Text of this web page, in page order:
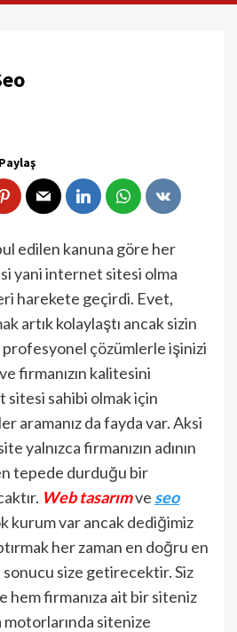
edilen kanuna göre her
yani internet sitesi olma
harekete geçirdi. Evet,
artık kolaylaştı ancak sizin
çözümlerle işinizi
firmanızın kalitesini
sitesi sahibi olmak için
aramanız da fayda var. Aksi
yalnızca firmanızın adının
tepede durduğu bir
Web tasarımve seo
kurum var ancak dediğimiz
her zaman en doğru en
sonucu size getirecektir. Siz
firmanıza ait bir siteniz
motorlarında sitenize